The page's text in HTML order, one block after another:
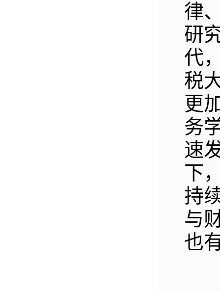
律
研
代
税
更
务
速
下
持
与
也